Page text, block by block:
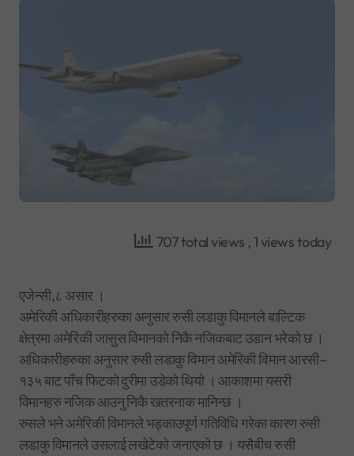
707 total views , 1 views today
एजेन्सी,८ असार ।
अमेरिकी अधिकारीहरुका अनुसार रुसी लडाकु विमानले बाल्टिक
क्षेत्रमा अमेरिकी जासुस विमानको निकै नजिकबाट उडान भरेको छ ।
अधिकारीहरुका अनुसार रुसी लडाकु विमान अमेरिकी विमान आरसी–
१३५ बाट पाँच फिटको दुरीमा उडेको थियो । आकाशमा यसरी
विमानहरु नजिक आउनु निकै खतरनाक मानिन्छ ।
रुसले भने अमेरिकी विमानले भड्काउपूर्ण गतिविधि गरेका कारण रुसी
लडाकु विमानले उसलाई लखेटेको जनाएको छ । यसैबीच रुसी